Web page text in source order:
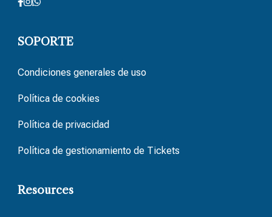
SOPORTE
Condiciones generales de uso
Política de cookies
Política de privacidad
Política de gestionamiento de Tickets
Resources